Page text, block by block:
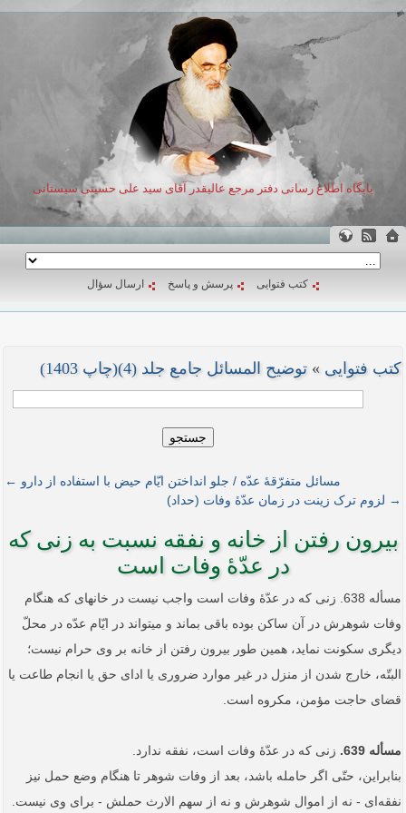
پایگاه اطلاع رسانی دفتر مرجع عالیقدر آقای سید علی حسینی سیستانی
کتب فتوایی پرسش و پاسخ ارسال سؤال
کتب فتوایی » توضیح المسائل جامع جلد (4)(چاپ 1403)
جستجو
مسائل متفرّقۀ عدّه / جلو انداختن ایّام حیض با استفاده از دارو ←
→ لزوم ترک زینت در زمان عدّۀ وفات (حداد)
بیرون رفتن از خانه و نفقه نسبت به زنی که
در عدّۀ ‌وفات است
مسأله 638. زنی که در عدّۀ وفات است واجب نیست در خانه­ای که هنگام
وفات شوهرش در آن ساکن بوده باقی بماند و می­تواند در ایّام عدّه در محلّ
دیگری سکونت نماید، همین طور بیرون رفتن از خانه بر وی حرام نیست؛
البتّه، خارج شدن از منزل در غیر موارد ضروری یا ادای حق یا انجام طاعت یا
قضای حاجت مؤمن، مکروه است.
مسأله 639.
زنی که در عدّۀ وفات است، نفقه ندارد.
بنابراین، حتّی اگر حامله باشد، بعد از وفات شوهر تا هنگام وضع حمل نیز
نفقه‌ای - نه از اموال شوهرش و نه از سهم الارث حملش - برای وی نیست.